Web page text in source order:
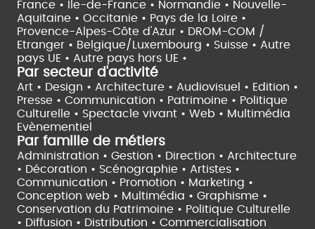
France •
Île-de-France • Normandie • Nouvelle-
Aquitaine • Occitanie • Pays de la Loire •
Provence-Alpes-Côte d'Azur • DROM-COM /
Etranger • Belgique/Luxembourg • Suisse • Autre
pays UE • Autre pays hors UE •
Par secteur d'activité
Art • Design • Architecture • Audiovisuel • Edition •
Presse • Communication • Patrimoine • Politique
Culturelle • Spectacle vivant • Web • Multimédia
Evènementiel
Par famille de métiers
Administration • Gestion • Direction • Architecture
• Décoration • Scénographie • Artistes •
Communication • Promotion • Marketing •
Conception web • Multimédia • Graphisme •
Conservation du Patrimoine • Politique Culturelle
• Diffusion • Distribution • Commercialisation